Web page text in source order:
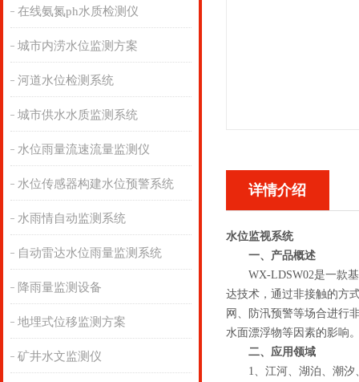
在线氨氮ph水质检测仪
城市内涝水位监测方案
河道水位检测系统
城市供水水质监测系统
水位雨量流速流量监测仪
水位传感器构建水位预警系统
水雨情自动监测系统
自动雷达水位雨量监测系统
降雨量监测设备
地埋式位移监测方案
矿井水文监测仪
详情介绍
水位监视系统
一、产品概述
WX-LDSW02是一款基
达技术，通过非接触的方
网、防汛预警等场合进行
水面漂浮物等因素的影响
二、应用领域
1、江河、湖泊、潮汐